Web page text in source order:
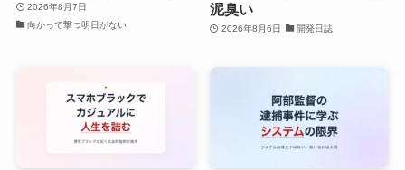
2026年8月7日
向かって撃つ明日がない
泥臭い
2026年8月6日 開発日誌